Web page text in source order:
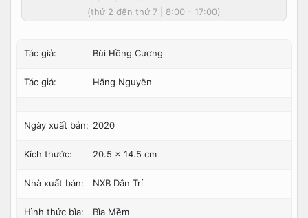
(thứ 2 đến thứ 7 | 8:00 - 17:00)
Tác giả: Bùi Hồng Cương
Tác giả: Hằng Nguyễn
Ngày xuất bản: 2020
Kích thước: 20.5 x 14.5 cm
Nhà xuất bản: NXB Dân Trí
Hình thức bìa: Bìa Mềm